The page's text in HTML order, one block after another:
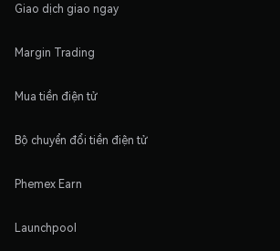
Giao dịch giao ngay
Margin Trading
Mua tiền điện tử
Bộ chuyển đổi tiền điện tử
Phemex Earn
Launchpool